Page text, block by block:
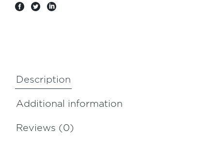
Description
Additional information
Reviews (0)